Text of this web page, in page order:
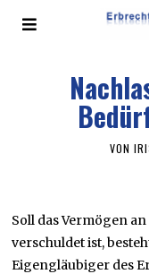
VON
Soll das Vermögen
verschuldet ist,
Eigengläubiger des